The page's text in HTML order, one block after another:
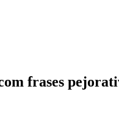
frases